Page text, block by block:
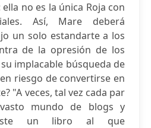
no es la única Roja con
Así, Mare deberá
un solo estandarte a los
de la opresión de los
implacable búsqueda de
riesgo de convertirse en
"A veces, tal vez cada par
mundo de blogs y
un libro al que